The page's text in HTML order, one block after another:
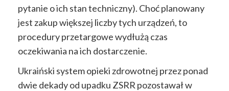
pytanie o ich stan techniczny). Choć planowany
jest zakup większej liczby tych urządzeń, to
procedury przetargowe wydłużą czas
oczekiwania na ich dostarczenie.
Ukraiński system opieki zdrowotnej przez ponad
dwie dekady od upadku ZSRR pozostawał w